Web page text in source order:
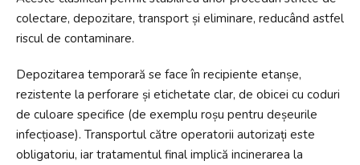
colectare, depozitare, transport și eliminare, reducând astfel
riscul de contaminare.
Depozitarea temporară se face în recipiente etanșe,
rezistente la perforare și etichetate clar, de obicei cu coduri
de culoare specifice (de exemplu roșu pentru deșeurile
infecțioase). Transportul către operatorii autorizați este
obligatoriu, iar tratamentul final implică incinerarea la